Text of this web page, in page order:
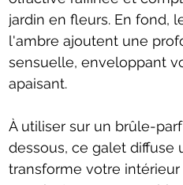
jardin en fleurs. En fond,
l'ambre ajoutent une
sensuelle, enveloppant
apaisant.
À utiliser sur un brûle-
dessous, ce galet diffuse
transforme votre